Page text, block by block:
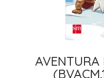
AVENTURA